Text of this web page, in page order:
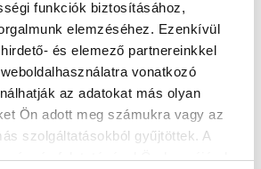
funkciók biztosításához,
elemzéséhez. Ezenkívül
és elemező partnereinkkel
vonatkozó
az adatokat más olyan
Ön adott meg számukra vagy az
szolgáltatásokból gyűjtöttek. A
folytatásával Ön hozzájárul a